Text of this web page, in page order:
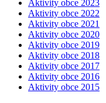
Aktivity obce 2023
Aktivity obce 2022
Aktivity obce 2021
Aktivity obce 2020
Aktivity obce 2019
Aktivity obce 2018
Aktivity obce 2017
Aktivity obce 2016
Aktivity obce 2015